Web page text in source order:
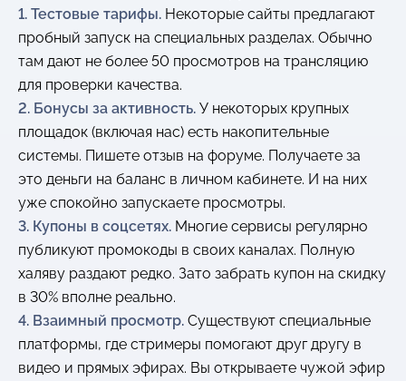
1. Тестовые тарифы. Некоторые сайты предлагают
пробный запуск на специальных разделах. Обычно
там дают не более 50 просмотров на трансляцию
для проверки качества.
2. Бонусы за активность. У некоторых крупных
площадок (включая нас) есть накопительные
системы. Пишете отзыв на форуме. Получаете за
это деньги на баланс в личном кабинете. И на них
уже спокойно запускаете просмотры.
3. Купоны в соцсетях. Многие сервисы регулярно
публикуют промокоды в своих каналах. Полную
халяву раздают редко. Зато забрать купон на скидку
в 30% вполне реально.
4. Взаимный просмотр. Существуют специальные
платформы, где стримеры помогают друг другу в
видео и прямых эфирах. Вы открываете чужой эфир